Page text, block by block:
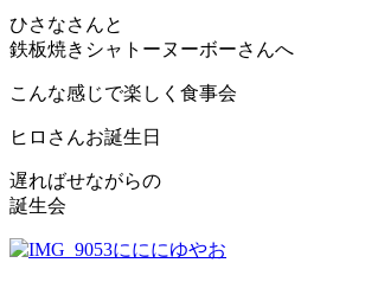
ひさなさんと
鉄板焼きシャトーヌーボーさんへ
こんな感じで楽しく食事会
ヒロさんお誕生日
遅ればせながらの
誕生会